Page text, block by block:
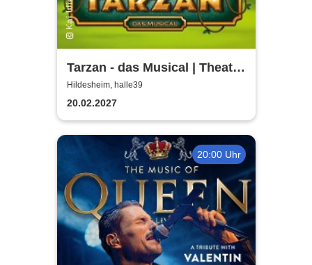
Tarzan - das Musical | Theater
Liberi
Hildesheim, halle39
20.02.2027
20:00 Uhr